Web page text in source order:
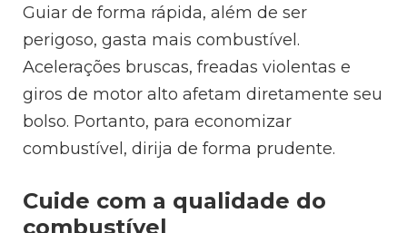
Guiar de forma rápida, além de ser
perigoso, gasta mais combustível.
Acelerações bruscas, freadas violentas e
giros de motor alto afetam diretamente seu
bolso. Portanto, para economizar
combustível, dirija de forma prudente.
Cuide com a qualidade do
combustível